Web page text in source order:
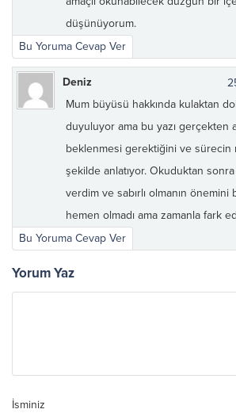
düşünüyorum.
Bu Yoruma Cevap Ver
Deniz
Mum büyüsü hakkında kulaktan
duyuluyor ama bu yazı gerçekten
beklenmesi gerektiğini ve sürecin
şekilde anlatıyor. Okuduktan
verdim ve sabırlı olmanın önemini
hemen olmadı ama zamanla fark
Bu Yoruma Cevap Ver
Yorum Yaz
İsminiz